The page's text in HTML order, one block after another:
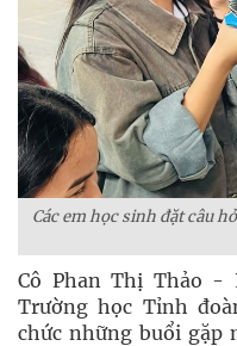
Các em học sinh đặt câu
Cô Phan Thị Thảo -
Trường học Tỉnh
chức những buổi gặp